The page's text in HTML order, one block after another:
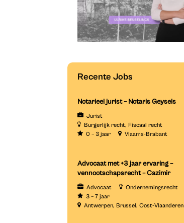
Recente Jobs
Notarieel jurist – Notaris Geysels
Jurist
Burgerlijk recht Fiscaal recht
0 – 3 jaar
Vlaams-Brabant
Advocaat met +3 jaar ervaring –
vennootschapsrecht – Cazimir
Advocaat
Ondernemingsrecht
3 – 7 jaar
Antwerpen Brussel Oost-Vlaanderen